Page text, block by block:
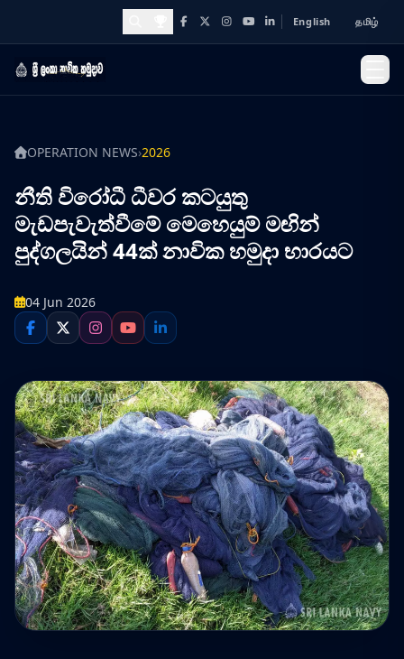
Awards and Achievements
Facebook
X Instagram
YouTubeLinkedInEnglish தமிழ்
OPERATION NEWS›2026
නීති විරෝධී ධීවර කටයුතු
මැඩපැවැත්වීමේ මෙහෙයුම් මඟින්
පුද්ගලයින් 44ක් නාවික හමුදා භාරයට
04 Jun 2026